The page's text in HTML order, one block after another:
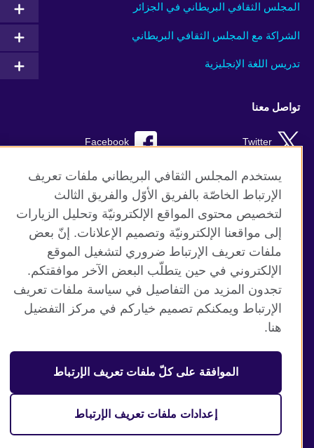
المجلس الثقافي البريطاني في الجزائر
الشراكة مع المجلس الثقافي البريطاني
تدريس اللغة الإنجليزية
تواصل معنا
Facebook Twitter
TikTok Instagram
Youtube
موقع المجلس الثقافي البريطاني العالمي
الخصوصية وشروط الاستخدام
ملفات تعريف الإرتباط
خارطة الموقع
منظمة المملكة المتحدة الدولية للعلاقات الثقافية والفرص
يستخدم المجلس الثقافي البريطاني ملفات تعريف
الإرتباط الخاصّة بالفريق الأوّل والفريق الثالث
لتخصيص محتوى المواقع الإلكترونيّة وتحليل الزيارات
إلى مواقعنا الإلكترونيّة وتصميم الإعلانات. إنّ بعض
ملفات تعريف الإرتباط ضروري لتشغيل الموقع
الإلكتروني في حين يتطلّب البعض الآخر موافقتكم.
تجدون المزيد من التفاصيل في سياسة ملفات تعريف
الإرتباط ويمكنكم تصميم خياركم في مركز التفضيل
هنا.
الموافقة على كلّ ملفات تعريف الإرتباط
إعدادات ملفات تعريف الإرتباط